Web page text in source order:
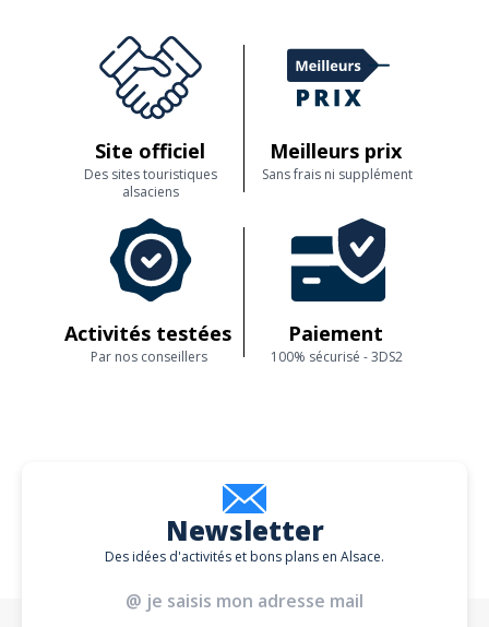
Site officiel
Des sites touristiques
alsaciens
Meilleurs prix
Sans frais ni supplément
Activités testées
Par nos conseillers
Paiement
100% sécurisé - 3DS2
Newsletter
Des idées d'activités et bons plans en Alsace.